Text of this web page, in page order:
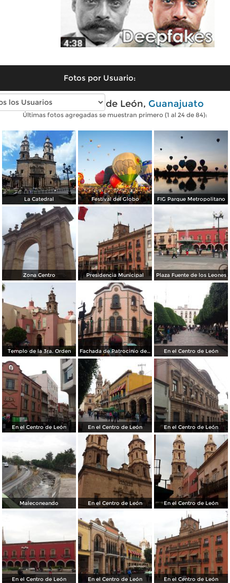
Fotos por Usuario:
Fotos modernas de León, Guanajuato
Últimas fotos agregadas se muestran primero (1 al 24 de 84):
La Catedral Festival del Globo FIG Parque Metropolitano
Zona Centro Presidencia Municipal Plaza Fuente de los Leones
Templo de la 3ra. Orden Fachada de Patrocinio de María En el Centro de León
En el Centro de León En el Centro de León En el Centro de León
Maleconeando En el Centro de León En el Centro de León
En el Centro de León En el Centro de León En el Centro de León